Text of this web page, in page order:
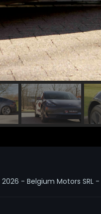
2026 - Belgium Motors SRL -